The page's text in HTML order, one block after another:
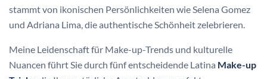
stammt von ikonischen Persönlichkeiten wie Selena Gomez
und Adriana Lima, die authentische Schönheit zelebrieren.
Meine Leidenschaft für Make-up-Trends und kulturelle
Nuancen führt Sie durch fünf entscheidende Latina Make-up